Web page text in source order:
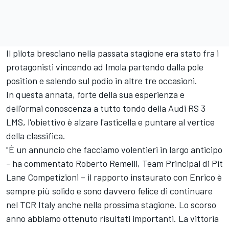
Il pilota bresciano nella passata stagione era stato fra i
protagonisti vincendo ad Imola partendo dalla pole
position e salendo sul podio in altre tre occasioni.
In questa annata, forte della sua esperienza e
dell'ormai conoscenza a tutto tondo della Audi RS 3
LMS, l'obiettivo è alzare l'asticella e puntare al vertice
della classifica.
"È un annuncio che facciamo volentieri in largo anticipo
- ha commentato Roberto Remelli, Team Principal di Pit
Lane Competizioni – il rapporto instaurato con Enrico è
sempre più solido e sono davvero felice di continuare
nel TCR Italy anche nella prossima stagione. Lo scorso
anno abbiamo ottenuto risultati importanti. La vittoria